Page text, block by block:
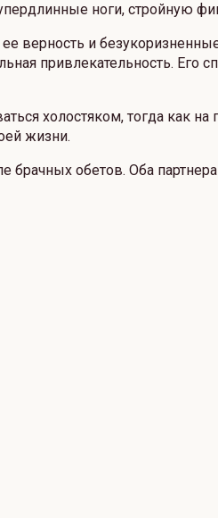
ноги, стройную
верность и
привлекательность.
холостяком, тогда как
жизни.
брачных обетов. Оба